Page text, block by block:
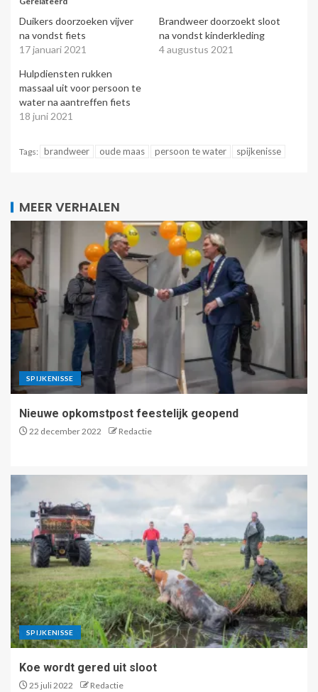
Duikers doorzoeken vijver
na vondst fiets
17 januari 2021
Brandweer doorzoekt sloot
na vondst kinderkleding
4 augustus 2021
Hulpdiensten rukken
massaal uit voor persoon te
water na aantreffen fiets
18 juni 2021
Tags: brandweer oude maas persoon te water spijkenisse
MEER VERHALEN
SPIJKENISSE
Nieuwe opkomstpost feestelijk geopend
22 december 2022 Redactie
SPIJKENISSE
Koe wordt gered uit sloot
25 juli 2022 Redactie